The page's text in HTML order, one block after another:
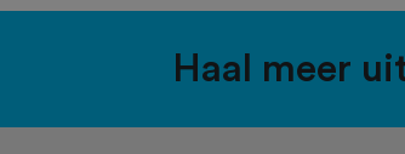
Haal meer